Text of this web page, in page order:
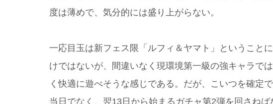
度は薄めで、気分的には盛り上がらない。
一応目玉は新フェス限「ルフィ＆ヤマト」ということ
けではないが、間違いなく現環境第一級の強キャラで
く快適に遊べそうな感じである。だが、こいつを確定
当日でなく、翌13日から始まるガチャ第2弾を回さねば